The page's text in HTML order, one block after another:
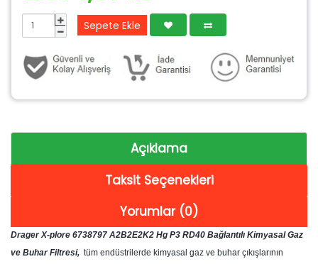
Sepete Ekle
Açıklama
Taksit Seçenekleri
Yorumlar (0)
Drager X-plore 6738797 A2B2E2K2 Hg P3 RD40 Bağlantılı Kimyasal Gaz
ve Buhar Filtresi, tüm endüstrilerde kimyasal gaz ve buhar çıkışlarının